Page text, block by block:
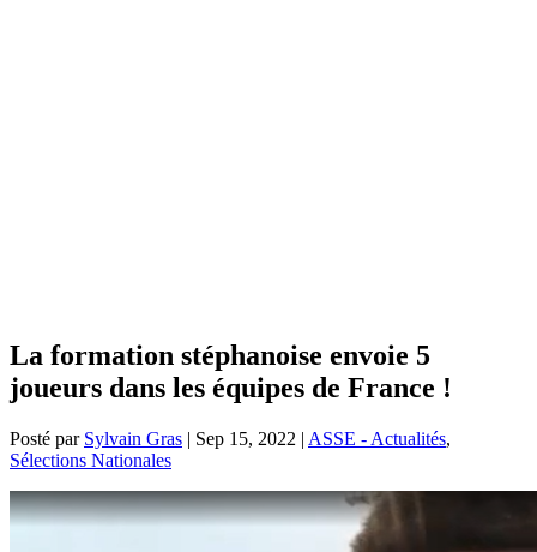
La formation stéphanoise envoie 5
joueurs dans les équipes de France !
Posté par Sylvain Gras | Sep 15, 2022 | ASSE - Actualités,
Sélections Nationales